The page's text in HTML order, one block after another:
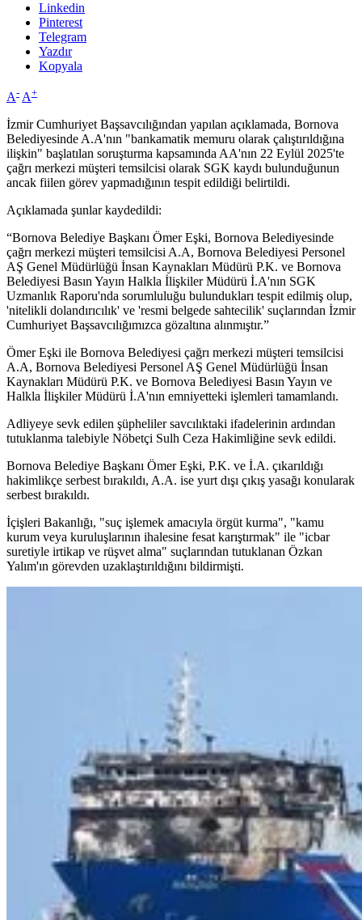
Linkedin
Pinterest
Telegram
Yazdır
Kopyala
A- A+
İzmir Cumhuriyet Başsavcılığından yapılan açıklamada, Bornova
Belediyesinde A.A'nın "bankamatik memuru olarak çalıştırıldığına
ilişkin" başlatılan soruşturma kapsamında AA'nın 22 Eylül 2025'te
çağrı merkezi müşteri temsilcisi olarak SGK kaydı bulunduğunun
ancak fiilen görev yapmadığının tespit edildiği belirtildi.
Açıklamada şunlar kaydedildi:
“Bornova Belediye Başkanı Ömer Eşki, Bornova Belediyesinde
çağrı merkezi müşteri temsilcisi A.A, Bornova Belediyesi Personel
AŞ Genel Müdürlüğü İnsan Kaynakları Müdürü P.K. ve Bornova
Belediyesi Basın Yayın Halkla İlişkiler Müdürü İ.A'nın SGK
Uzmanlık Raporu'nda sorumluluğu bulundukları tespit edilmiş olup,
'nitelikli dolandırıcılık' ve 'resmi belgede sahtecilik' suçlarından İzmir
Cumhuriyet Başsavcılığımızca gözaltına alınmıştır.”
Ömer Eşki ile Bornova Belediyesi çağrı merkezi müşteri temsilcisi
A.A, Bornova Belediyesi Personel AŞ Genel Müdürlüğü İnsan
Kaynakları Müdürü P.K. ve Bornova Belediyesi Basın Yayın ve
Halkla İlişkiler Müdürü İ.A'nın emniyetteki işlemleri tamamlandı.
Adliyeye sevk edilen şüpheliler savcılıktaki ifadelerinin ardından
tutuklanma talebiyle Nöbetçi Sulh Ceza Hakimliğine sevk edildi.
Bornova Belediye Başkanı Ömer Eşki, P.K. ve İ.A. çıkarıldığı
hakimlikçe serbest bırakıldı, A.A. ise yurt dışı çıkış yasağı konularak
serbest bırakıldı.
İçişleri Bakanlığı, "suç işlemek amacıyla örgüt kurma", "kamu
kurum veya kuruluşlarının ihalesine fesat karıştırmak" ile "icbar
suretiyle irtikap ve rüşvet alma" suçlarından tutuklanan Özkan
Yalım'ın görevden uzaklaştırıldığını bildirmişti.